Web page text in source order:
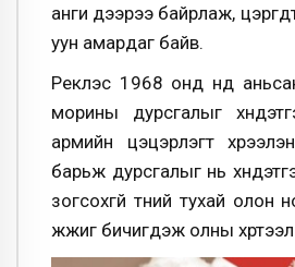
анги дээрээ байрлаж,
уун амардаг байв.
Реклэс 1968 онд нүд
морины дурсгалыг
армийн цэцэрлэгт
барьж дурсгалыг нь
зогсохгүй түүний тухай
жүжиг бичигдэж олны